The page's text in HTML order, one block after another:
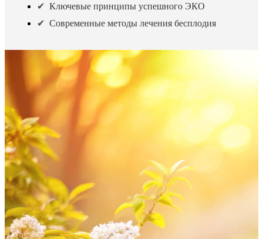
Ключевые принципы успешного ЭКО
Современные методы лечения бесплодия